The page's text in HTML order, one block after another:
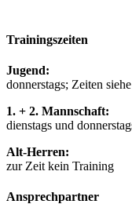
Trainingszeiten
Jugend:
donnerstags; Zeiten
1. + 2. Mannschaft:
dienstags und
Alt-Herren:
zur Zeit kein Training
Ansprechpartner